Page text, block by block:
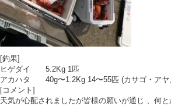
[釣果]
ヒゲダイ 5.2Kg 1匹
アカハタ 40g〜1.2Kg 14〜55匹 (カサゴ・アヤ
[コメント]
天気が心配されましたが皆様の願いが通じ 、何